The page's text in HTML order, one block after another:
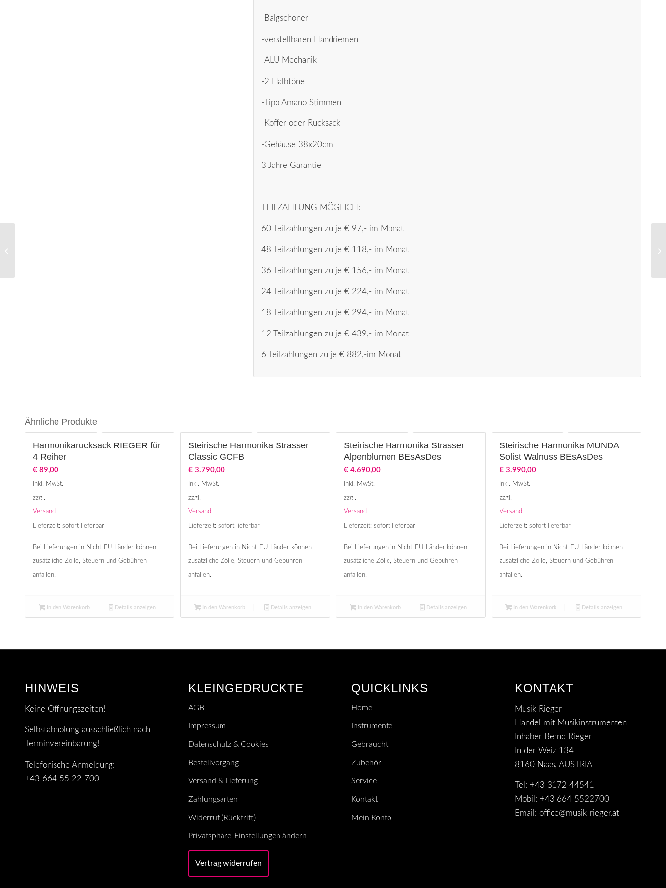
-Balgschoner
-verstellbaren Handriemen
-ALU Mechanik
-2 Halbtöne
-Tipo Amano Stimmen
-Koffer oder Rucksack
-Gehäuse 38x20cm
3 Jahre Garantie
TEILZAHLUNG MÖGLICH:
60 Teilzahlungen zu je € 97,- im Monat
48 Teilzahlungen zu je € 118,- im Monat
36 Teilzahlungen zu je € 156,- im Monat
24 Teilzahlungen zu je € 224,- im Monat
18 Teilzahlungen zu je € 294,- im Monat
12 Teilzahlungen zu je € 439,- im Monat
6 Teilzahlungen zu je € 882,-im Monat
Ähnliche Produkte
Harmonikarucksack RIEGER für
4 Reiher
€ 89,00
Inkl. MwSt.
zzgl.
Versand
Lieferzeit: sofort lieferbar
Bei Lieferungen in Nicht-EU-Länder können
zusätzliche Zölle, Steuern und Gebühren
anfallen.
In den Warenkorb Details anzeigen
Steirische Harmonika Strasser
Classic GCFB
€ 3.790,00
Inkl. MwSt.
zzgl.
Versand
Lieferzeit: sofort lieferbar
Bei Lieferungen in Nicht-EU-Länder können
zusätzliche Zölle, Steuern und Gebühren
anfallen.
In den Warenkorb Details anzeigen
Steirische Harmonika Strasser
Alpenblumen BEsAsDes
€ 4.690,00
Inkl. MwSt.
zzgl.
Versand
Lieferzeit: sofort lieferbar
Bei Lieferungen in Nicht-EU-Länder können
zusätzliche Zölle, Steuern und Gebühren
anfallen.
In den Warenkorb Details anzeigen
Steirische Harmonika MUNDA
Solist Walnuss BEsAsDes
€ 3.990,00
Inkl. MwSt.
zzgl.
Versand
Lieferzeit: sofort lieferbar
Bei Lieferungen in Nicht-EU-Länder können
zusätzliche Zölle, Steuern und Gebühren
anfallen.
In den Warenkorb Details anzeigen
HINWEIS
Keine Öffnungszeiten!
Selbstabholung ausschließlich nach
Terminvereinbarung!
Telefonische Anmeldung:
+43 664 55 22 700
KLEINGEDRUCKTE
AGB
Impressum
Datenschutz & Cookies
Bestellvorgang
Versand & Lieferung
Zahlungsarten
Widerruf (Rücktritt)
Privatsphäre-Einstellungen ändern
Vertrag widerrufen
QUICKLINKS
Home
Instrumente
Gebraucht
Zubehör
Service
Kontakt
Mein Konto
KONTAKT
Musik Rieger
Handel mit Musikinstrumenten
Inhaber Bernd Rieger
In der Weiz 134
8160 Naas, AUSTRIA
Tel: +43 3172 44541
Mobil: +43 664 5522700
Email: office@musik-rieger.at